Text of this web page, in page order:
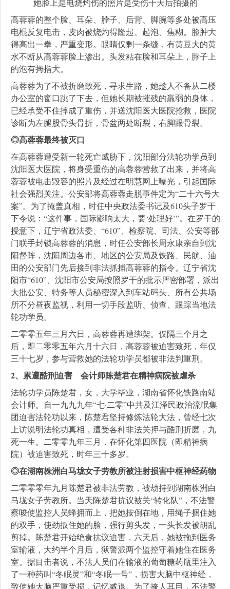
她脸上是电烧灼伤的照片是受伤十天后拍摄的
高蓉蓉的整个脸、耳朵、脖子、后背、脚腕等多处被高压
电棍反复电击，皮肉被烧灼得隆起、起泡、焦糊。脸肿大
得高出一拳，严重变形。眼睛仅剩一条缝，有黄豆大的黄
水不断从高蓉蓉脸上渗出。头发粘在脸和耳朵上，脖子上
的泡有拇指大。
高蓉蓉为了不被折磨致死，寻求生路，她趁人不备从二楼
办公室的窗口跳了下去，但她长期被摧残的羸弱的身体，
已经承受不住摔成了重伤，并送沈阳医大医院抢救，医院
诊断为左腿股骨头骨折，骨盆两处断裂，右脚跟骨裂。
◎高蓉蓉最终被灭口
在高蓉蓉遭受新一轮死亡威胁下，沈阳部分法轮功学员到
沈阳医大医院，将身受重伤的高蓉蓉营救了出来，并将高
蓉蓉被电击毁容的照片及经过在明慧网上曝光，引起国际
社会强烈关注。公安部将高蓉蓉走脱事件定为“二十六号大
案”。为了掩盖真相，时任中央政法委书记及610头子罗干
下令说：“这件事，国际影响太大，要‘处理好’”。在罗干的
授意下，辽宁省政法委、“610”、检察院、司法、公安等部
门联手封锁高蓉蓉的消息，时任公安部长周永康亲自到沈
阳督阵，沈阳周边各市、地区的公安局及铁路、民航、油
田的公安部门先后接到非法抓捕高蓉蓉的指令。辽宁省沈
阳市“610”、沈阳市公安局按照罗干的批示严密部署，派出
大批公安、特务等人员秘密深入到车站码头、所有公共场
所不分昼夜监视，利用一切手段监听、侦查、跟踪当地法
轮功学员。
二零零五年三月六日，高蓉蓉再遭绑架。仅隔三个月之
后，即二零零五年六月十六日，高蓉蓉被迫害致死，年仅
三十七岁，参与营救她的法轮功学员都被非法判重刑。
2、累遭酷刑迫害 会计师陈楚君在精神病院被虐杀
法轮功学员陈楚君，女，大学毕业，湖南省怀化铁路南站
会计师。自一九九九年“七·二零”中共及江泽民政治流氓集
团迫害法轮功以来，陈楚君坚持修炼法轮大法，曾经七次
上访说明法轮功真相，遭受各种非法关押与酷刑折磨，九
死一生。二零零九年三月，在怀化第四医院（即精神病
院）被迫害致死，时年三十多岁。
◎在湖南株洲白马垅女子劳教所被注射损害中枢神经药物
二零零零年九月陈楚君被非法劳教，被劫持到湖南株洲白
马垅女子劳教所。当天陈楚君抗议被关“转化队”，不法警
察唆使监控人员蜂拥而上，把她按倒在地，用绳子捆住她
的双手，使劲扳住她的脸，强行剪头发，一头长发被胡乱
剪掉。陈楚君开始绝食抗议迫害，六天后，她被拖到医务
室输液，大约半个月后，狱警派两个监控守着她住在医务
室。据目击者说，不法人员们在输液的葡萄糖药瓶里注入
了一种药叫“冬眠灵”和“冬眠一号”，损害大脑中枢神经，
致使她大脑严重受损，记忆减退。为了掩人耳目，不法警